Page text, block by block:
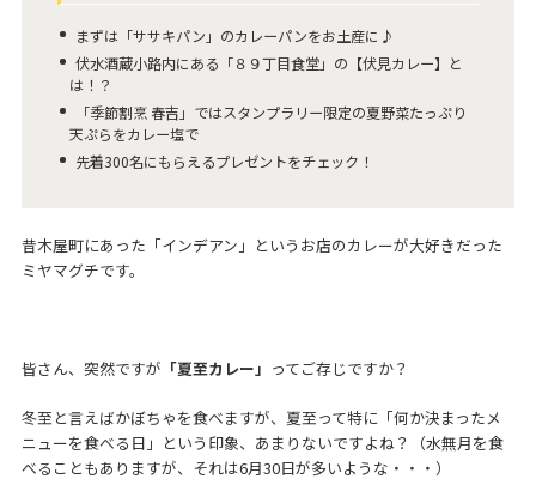
まずは「ササキパン」のカレーパンをお土産に♪
伏水酒蔵小路内にある「８９丁目食堂」の【伏見カレー】と
は！？
「季節割烹 春吉」ではスタンプラリー限定の夏野菜たっぷり
天ぷらをカレー塩で
先着300名にもらえるプレゼントをチェック！
昔木屋町にあった「インデアン」というお店のカレーが大好きだった
ミヤマグチです。
皆さん、突然ですが 「夏至カレー」 ってご存じですか？
冬至と言えばかぼちゃを食べますが、夏至って特に「何か決まったメ
ニューを食べる日」という印象、あまりないですよね？（水無月を食
べることもありますが、それは6月30日が多いような・・・）